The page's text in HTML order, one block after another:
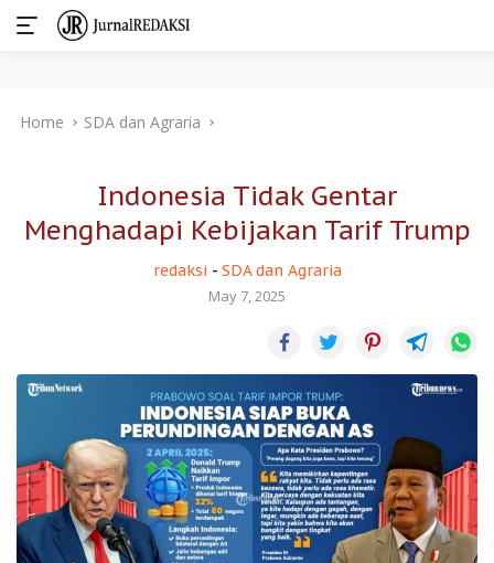
Home SDA dan Agraria
Indonesia Tidak Gentar
Menghadapi Kebijakan Tarif Trump
redaksi - SDA dan Agraria
May 7, 2025